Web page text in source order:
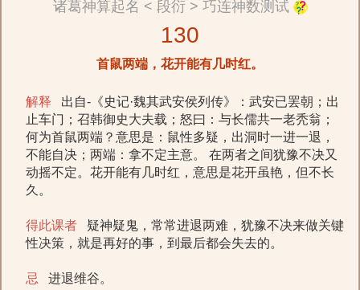
诸葛神算起名 < 段衍 > 巧连神数测试
130
首鼠两端，花开能有几时红。
解释
出自-《史记·魏其武安侯列传》：武安已罢朝；出
止车门；召韩御史大夫载；怒曰：与长儒共一老秃翁；
何为首鼠两端？意思是：鼠性多疑，出洞时一进一退，
不能自决；两端：拿不定主意。 在两者之间犹豫不决又
动摇不定。花开能有几时红，意思是花开虽艳，但不长
久。
得此课者
疑神疑鬼，常常进退两难，犹豫不决来做关键
性决策，就是再好的事，到最后都会失去的。
忌 进退维谷。